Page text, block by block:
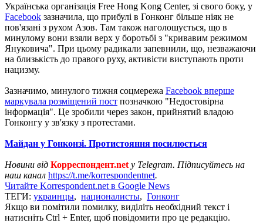
Українська організація Free Hong Kong Center, зі свого боку, у
Facebook зазначила, що прибулі в Гонконг більше ніяк не
пов'язані з рухом Азов. Там також наголошується, що в
минулому вони взяли верх у боротьбі з "кривавим режимом
Януковича". При цьому радикали запевнили, що, незважаючи
на близькість до правого руху, активісти виступають проти
нацизму.
Зазначимо, минулого тижня соцмережа Facebook вперше
маркувала розміщений пост позначкою "Недостовірна
інформація". Це зробили через закон, прийнятий владою
Гонконгу у зв'язку з протестами.
Майдан у Гонконзі. Протистояння посилюється
Новини від Корреспондент.net у Telegram. Підписуйтесь на
наш канал https://t.me/korrespondentnet.
Читайте Korrespondent.net в Google News
ТЕГИ: украинцы, националисты, Гонконг
Якщо ви помітили помилку, виділіть необхідний текст і
натисніть Ctrl + Enter, щоб повідомити про це редакцію.